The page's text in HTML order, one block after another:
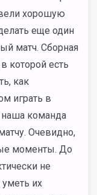
хорошую
еще один
матч. Сборная
которой есть
как
играть в
команда
Очевидно,
моменты. До
не
уметь их